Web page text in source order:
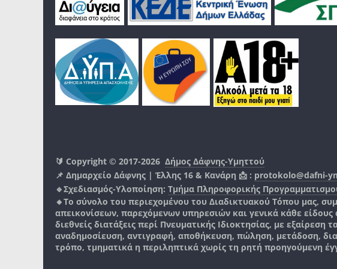
🔰 Copyright © 2017-2026 Δήμος Δάφνης-Υμηττού
📌 Δημαρχείο Δάφνης | Έλλης 16 & Κανάρη 📩 : protokolo@dafni-
🔹Σχεδιασμός-Υλοποίηση: Τμήμα Πληροφορικής
🔸Το σύνολο του περιεχομένου του Διαδικτυακού Τόπου μας,
απεικονίσεων, παρεχόμενων υπηρεσιών και γενικά κάθε
διεθνείς διατάξεις περί Πνευματικής Ιδιοκτησίας, με
αναδημοσίευση, αντιγραφή, αποθήκευση, πώληση, μετάδοση,
τρόπο, τμηματικά η περιληπτικά χωρίς τη ρητή προηγούμενη